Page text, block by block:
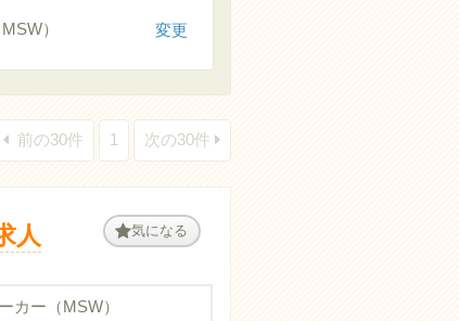
） 変更
前の30件 1 次の30件
人 気になる
カー（MSW）